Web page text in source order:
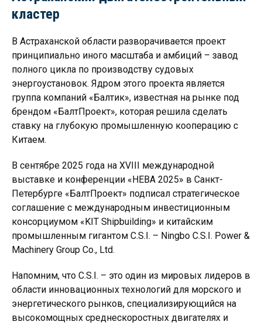
кластер
В Астраханской области разворачивается проект
принципиально иного масштаба и амбиций – завод
полного цикла по производству судовых
энергоустановок. Ядром этого проекта является
группа компаний «Балтик», известная на рынке под
брендом «БалтПроект», которая решила сделать
ставку на глубокую промышленную кооперацию с
Китаем.
В сентябре 2025 года на XVIII международной
выставке и конференции «НЕВА 2025» в Санкт-
Петербурге «БалтПроект» подписал стратегическое
соглашение с международным инвестиционным
консорциумом «KIT Shipbuilding» и китайским
промышленным гигантом C.S.I. – Ningbo C.S.I. Power &
Machinery Group Co., Ltd.
Напомним, что C.S.I. – это один из мировых лидеров в
области инновационных технологий для морского и
энергетического рынков, специализирующийся на
высокомощных среднескоростных двигателях и